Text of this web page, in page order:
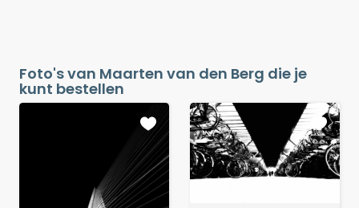
Foto's van Maarten van den Berg die je
kunt bestellen